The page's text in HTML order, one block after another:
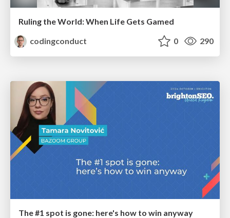
Ruling the World: When Life Gets Gamed
codingconduct
0 290
The #1 spot is gone: here's how to win anyway